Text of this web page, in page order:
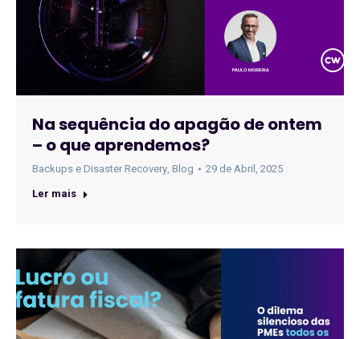
Na sequência do apagão de ontem
– o que aprendemos?
Backups e Disaster Recovery, Blog 29 de Abril, 2025
Ler mais